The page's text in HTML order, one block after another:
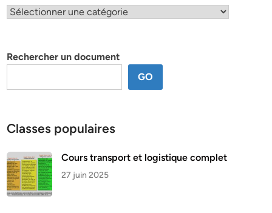
Classification
Rechercher un document
GO
Classes populaires
Cours transport et logistique complet
27 juin 2025